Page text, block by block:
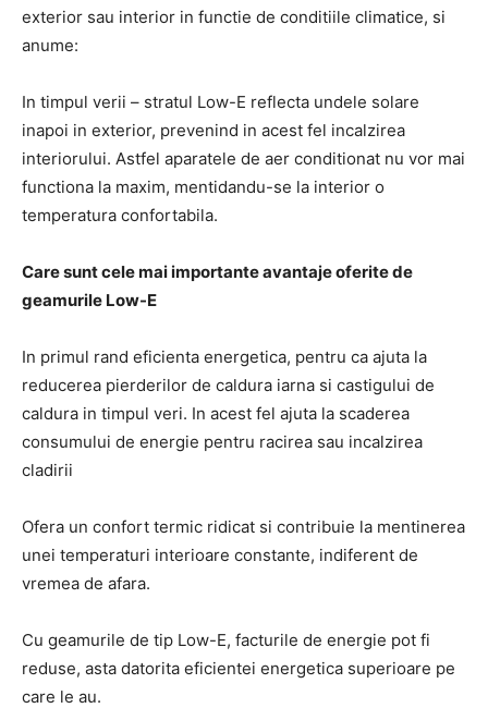
exterior sau interior in functie de conditiile climatice, si
anume:
In timpul verii – stratul Low-E reflecta undele solare
inapoi in exterior, prevenind in acest fel incalzirea
interiorului. Astfel aparatele de aer conditionat nu vor mai
functiona la maxim, mentidandu-se la interior o
temperatura confortabila.
Care sunt cele mai importante avantaje oferite de
geamurile Low-E
In primul rand eficienta energetica, pentru ca ajuta la
reducerea pierderilor de caldura iarna si castigului de
caldura in timpul veri. In acest fel ajuta la scaderea
consumului de energie pentru racirea sau incalzirea
cladirii
Ofera un confort termic ridicat si contribuie la mentinerea
unei temperaturi interioare constante, indiferent de
vremea de afara.
Cu geamurile de tip Low-E, facturile de energie pot fi
reduse, asta datorita eficientei energetica superioare pe
care le au.